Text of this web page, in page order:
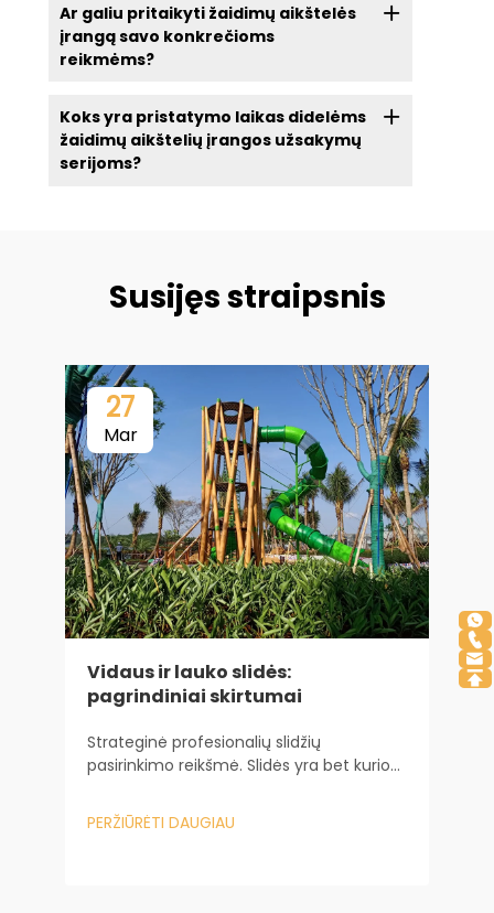
Ar galiu pritaikyti žaidimų aikštelės
įrangą savo konkrečioms
reikmėms?
Koks yra pristatymo laikas didelėms
žaidimų aikštelių įrangos užsakymų
serijoms?
Susijęs straipsnis
27
Mar
Vidaus ir lauko slidės:
pagrindiniai skirtumai
Strateginė profesionalių slidžių
pasirinkimo reikšmė. Slidės yra bet kurio
pagrindinis pritraukiamasis elementas,
kuris ilgai laiko vaikus užsiėmusius.
PERŽIŪRĖTI DAUGIAU